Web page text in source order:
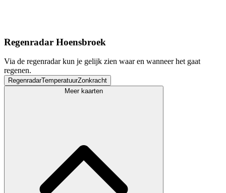
Regenradar Hoensbroek
Via de regenradar kun je gelijk zien waar en wanneer het gaat
regenen.
RegenradarTemperatuurZonkracht
Meer kaarten